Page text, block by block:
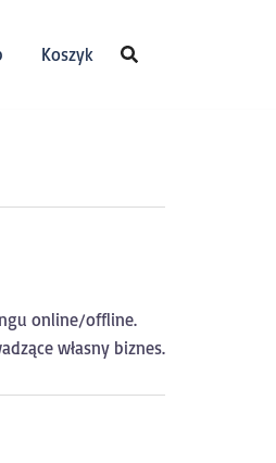
Koszyk
online/offline.
własny biznes.